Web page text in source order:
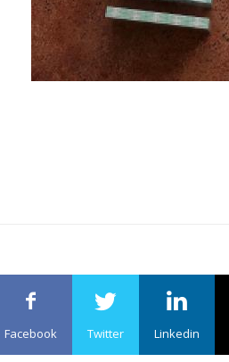
Facebook Twitter Linkedin